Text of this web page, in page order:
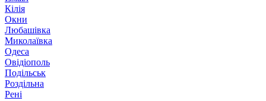
Кілія
Окни
Любашівка
Миколаївка
Одеса
Овідіополь
Подільськ
Роздільна
Рені